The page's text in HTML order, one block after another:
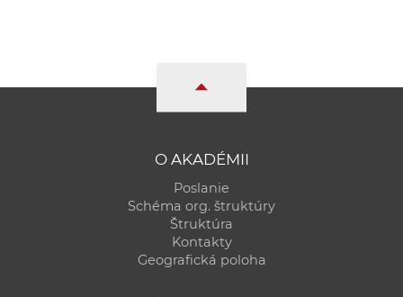
O AKADÉMII
Poslanie
Schéma org. štruktúry
Štruktúra
Kontakty
Geografická poloha